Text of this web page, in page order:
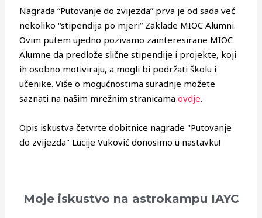
Nagrada “Putovanje do zvijezda” prva je od sada već
nekoliko “stipendija po mjeri” Zaklade MIOC Alumni.
Ovim putem ujedno pozivamo zainteresirane MIOC
Alumne da predlože slične stipendije i projekte, koji
ih osobno motiviraju, a mogli bi podržati školu i
učenike. Više o mogućnostima suradnje možete
saznati na našim mrežnim stranicamaovdje.
Opis iskustva četvrte dobitnice nagrade "Putovanje
do zvijezda" Lucije Vuković donosimo u nastavku!
Moje iskustvo na astrokampu IAYC